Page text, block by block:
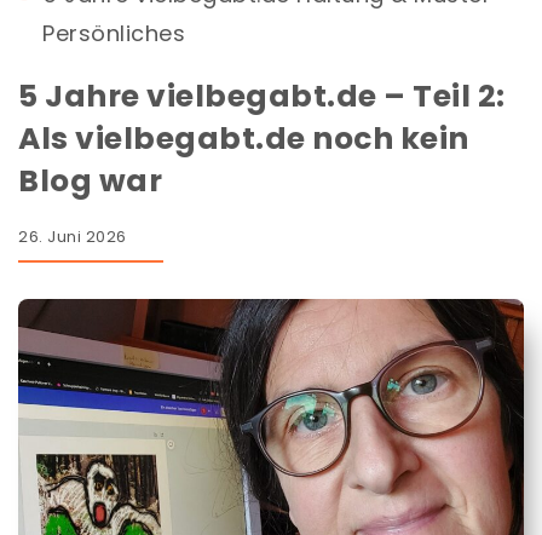
Persönliches
5 Jahre vielbegabt.de – Teil 2:
Als vielbegabt.de noch kein
Blog war
26. Juni 2026